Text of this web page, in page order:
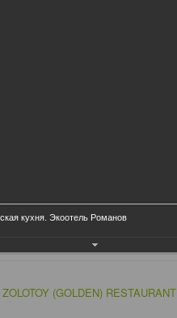
(GOLDEN) RESTAURANT
кухня. Экоотель Романов